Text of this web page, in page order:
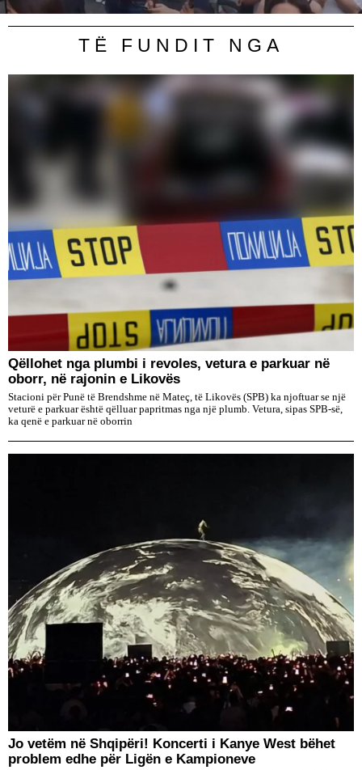
TË FUNDIT NGA
Qëllohet nga plumbi i revoles, vetura e parkuar në
oborr, në rajonin e Likovës
Stacioni për Punë të Brendshme në Mateç, të Likovës (SPB) ka njoftuar se një
veturë e parkuar është qëlluar papritmas nga një plumb. Vetura, sipas SPB-së,
ka qenë e parkuar në oborrin
Jo vetëm në Shqipëri! Koncerti i Kanye West bëhet
problem edhe për Ligën e Kampioneve